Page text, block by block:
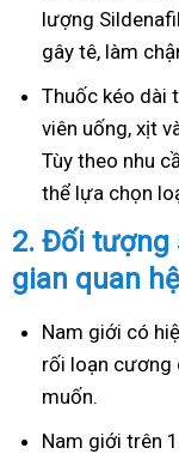
lượng
gây tê, làm
Thuốc kéo dài
viên uống, xịt
Tùy theo nhu
thể lựa chọn
2. Đối tượng
gian quan hệ
Nam giới có
rối loạn cương
muốn.
Nam giới trên